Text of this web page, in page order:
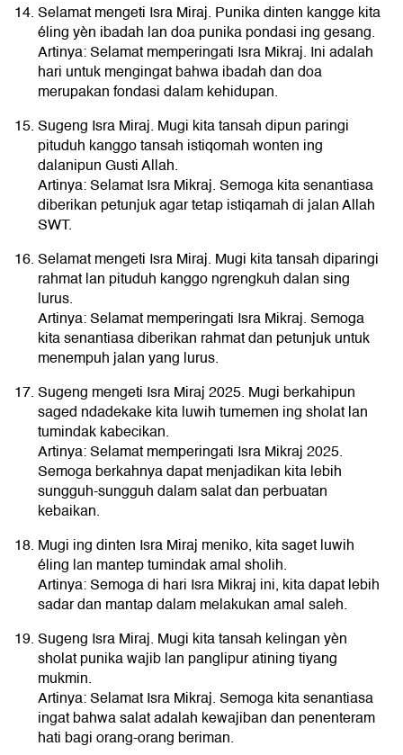
Selamat mengeti Isra Miraj. Punika dinten kangge kita
éling yèn ibadah lan doa punika pondasi ing gesang.
Artinya: Selamat memperingati Isra Mikraj. Ini adalah
hari untuk mengingat bahwa ibadah dan doa
merupakan fondasi dalam kehidupan.
Sugeng Isra Miraj. Mugi kita tansah dipun paringi
pituduh kanggo tansah istiqomah wonten ing
dalanipun Gusti Allah.
Artinya: Selamat Isra Mikraj. Semoga kita senantiasa
diberikan petunjuk agar tetap istiqamah di jalan Allah
SWT.
Selamat mengeti Isra Miraj. Mugi kita tansah diparingi
rahmat lan pituduh kanggo ngrengkuh dalan sing
lurus.
Artinya: Selamat memperingati Isra Mikraj. Semoga
kita senantiasa diberikan rahmat dan petunjuk untuk
menempuh jalan yang lurus.
Sugeng mengeti Isra Miraj 2025. Mugi berkahipun
saged ndadekake kita luwih tumemen ing sholat lan
tumindak kabecikan.
Artinya: Selamat memperingati Isra Mikraj 2025.
Semoga berkahnya dapat menjadikan kita lebih
sungguh-sungguh dalam salat dan perbuatan
kebaikan.
Mugi ing dinten Isra Miraj meniko, kita saget luwih
éling lan mantep tumindak amal sholih.
Artinya: Semoga di hari Isra Mikraj ini, kita dapat lebih
sadar dan mantap dalam melakukan amal saleh.
Sugeng Isra Miraj. Mugi kita tansah kelingan yèn
sholat punika wajib lan panglipur atining tiyang
mukmin.
Artinya: Selamat Isra Mikraj. Semoga kita senantiasa
ingat bahwa salat adalah kewajiban dan penenteram
hati bagi orang-orang beriman.